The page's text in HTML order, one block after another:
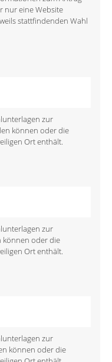
nur eine Website
stattfindenden Wahl
zur
können oder die
Ort enthält.
zur
können oder die
Ort enthält.
zur
können oder die